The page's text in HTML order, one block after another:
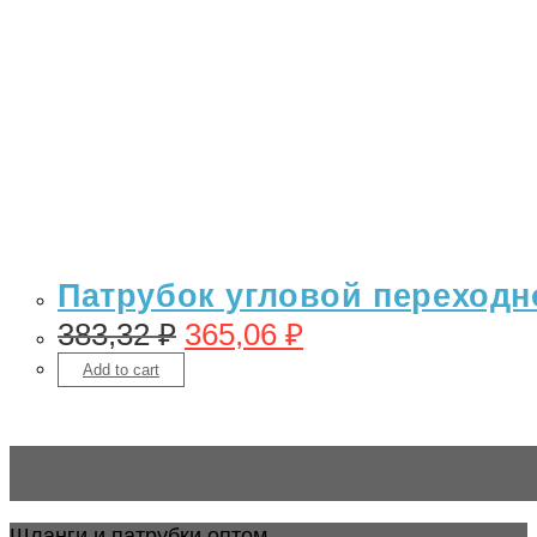
Патрубок угловой
383,32₽ 365,06 ₽
Add to cart